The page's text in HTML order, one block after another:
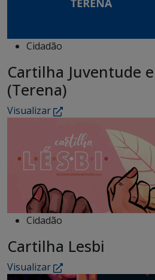
Cidadão
Cartilha Juventude
(Terena)
Visualizar
Cidadão
Cartilha Lesbi
Visualizar